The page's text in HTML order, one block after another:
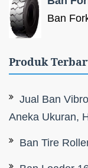
Ban
Produk
Jual Ban
Aneka Ukuran,
Ban Tire